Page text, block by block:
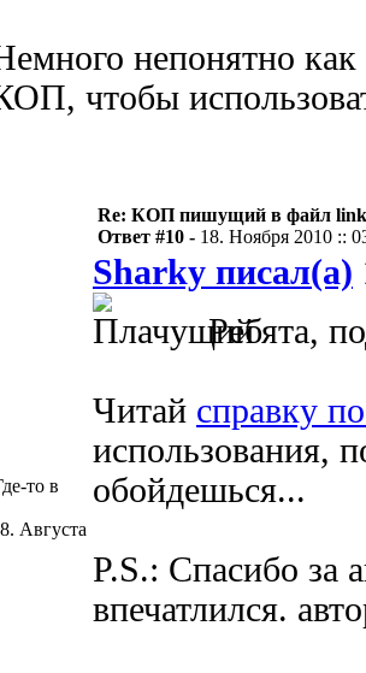
непонятно
чтобы
то в
Августа
Re: КОП пишущий в файл
Ответ #10 - 18. Ноября 2010 ::
Sharky писал(а)
Ребята,
Читай справку
использования,
обойдешься...
P.S.: Спасибо за
впечатлился.